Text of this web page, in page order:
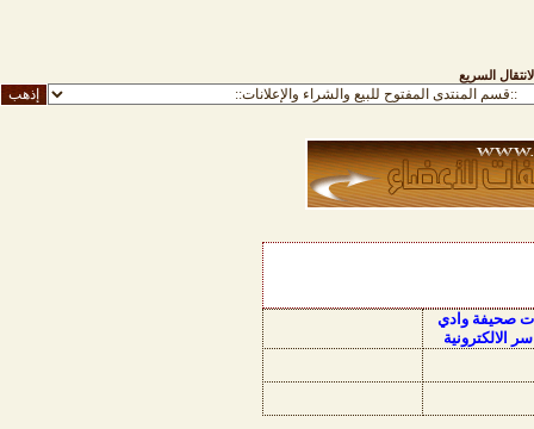
السريع
صحيفة وادي
الالكترونية